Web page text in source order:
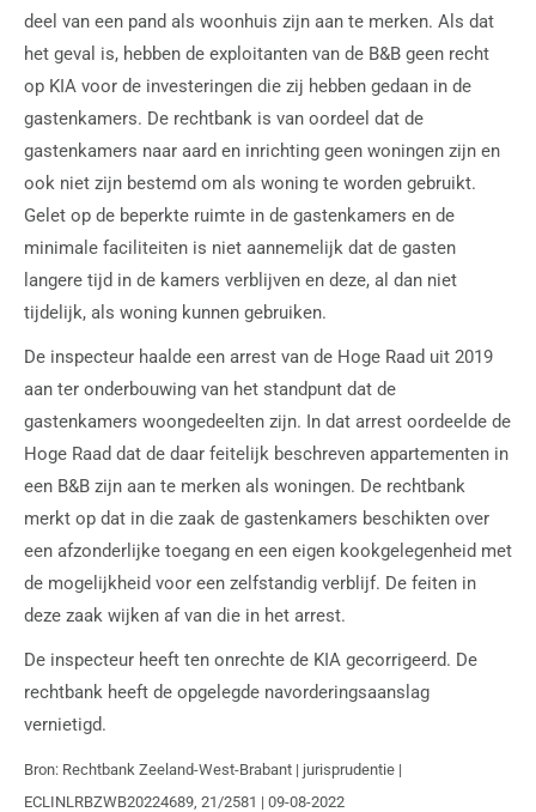
deel van een pand als woonhuis zijn aan te merken. Als dat
het geval is, hebben de exploitanten van de B&B geen recht
op KIA voor de investeringen die zij hebben gedaan in de
gastenkamers. De rechtbank is van oordeel dat de
gastenkamers naar aard en inrichting geen woningen zijn en
ook niet zijn bestemd om als woning te worden gebruikt.
Gelet op de beperkte ruimte in de gastenkamers en de
minimale faciliteiten is niet aannemelijk dat de gasten
langere tijd in de kamers verblijven en deze, al dan niet
tijdelijk, als woning kunnen gebruiken.
De inspecteur haalde een arrest van de Hoge Raad uit 2019
aan ter onderbouwing van het standpunt dat de
gastenkamers woongedeelten zijn. In dat arrest oordeelde de
Hoge Raad dat de daar feitelijk beschreven appartementen in
een B&B zijn aan te merken als woningen. De rechtbank
merkt op dat in die zaak de gastenkamers beschikten over
een afzonderlijke toegang en een eigen kookgelegenheid met
de mogelijkheid voor een zelfstandig verblijf. De feiten in
deze zaak wijken af van die in het arrest.
De inspecteur heeft ten onrechte de KIA gecorrigeerd. De
rechtbank heeft de opgelegde navorderingsaanslag
vernietigd.
Bron: Rechtbank Zeeland-West-Brabant | jurisprudentie |
ECLINLRBZWB20224689, 21/2581 | 09-08-2022